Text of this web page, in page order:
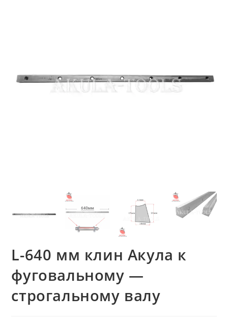
L-640 мм клин Акула к
фуговальному —
строгальному валу